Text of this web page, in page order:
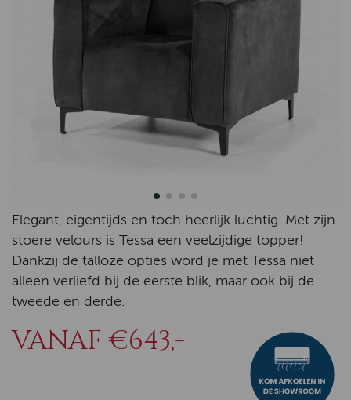
Elegant, eigentijds en toch heerlijk luchtig. Met zijn
stoere velours is Tessa een veelzijdige topper!
Dankzij de talloze opties word je met Tessa niet
alleen verliefd bij de eerste blik, maar ook bij de
tweede en derde.
VANAF €643,-